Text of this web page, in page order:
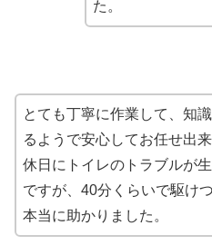
た。
とても丁寧に作業して、知
るようで安心してお任せ出来
休日にトイレのトラブルが
ですが、40分くらいで駆け
本当に助かりました。